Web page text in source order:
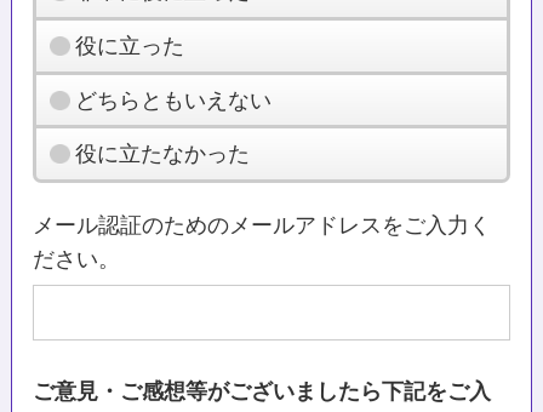
役に立った
どちらともいえない
役に立たなかった
メール認証のためのメールアドレスをご入力く
ださい。
ご意見・ご感想等がございましたら下記をご入